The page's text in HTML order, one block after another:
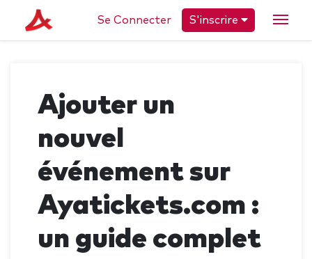
Se Connecter S'inscrire
Ajouter un
nouvel
événement sur
Ayatickets.com :
un guide complet